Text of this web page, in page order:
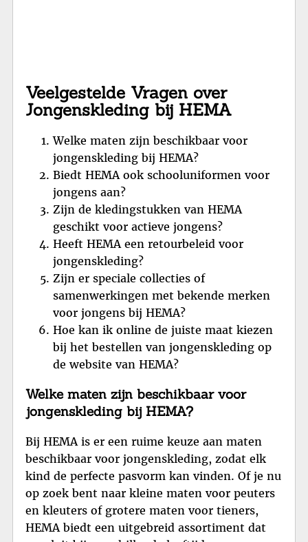
Veelgestelde Vragen over
Jongenskleding bij HEMA
Welke maten zijn beschikbaar voor
jongenskleding bij HEMA?
Biedt HEMA ook schooluniformen voor
jongens aan?
Zijn de kledingstukken van HEMA
geschikt voor actieve jongens?
Heeft HEMA een retourbeleid voor
jongenskleding?
Zijn er speciale collecties of
samenwerkingen met bekende merken
voor jongens bij HEMA?
Hoe kan ik online de juiste maat kiezen
bij het bestellen van jongenskleding op
de website van HEMA?
Welke maten zijn beschikbaar voor
jongenskleding bij HEMA?
Bij HEMA is er een ruime keuze aan maten
beschikbaar voor jongenskleding, zodat elk
kind de perfecte pasvorm kan vinden. Of je nu
op zoek bent naar kleine maten voor peuters
en kleuters of grotere maten voor tieners,
HEMA biedt een uitgebreid assortiment dat